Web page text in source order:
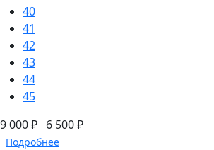
40
41
42
43
44
45
9 000 ₽ 6 500 ₽
Подробнее